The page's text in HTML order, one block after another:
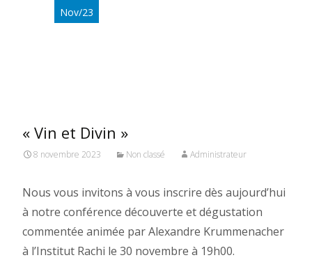
Nov/23
« Vin et Divin »
8 novembre 2023 Non classé Administrateur
Nous vous invitons à vous inscrire dès aujourd’hui
à notre conférence découverte et dégustation
commentée animée par Alexandre Krummenacher
à l’Institut Rachi le 30 novembre à 19h00.